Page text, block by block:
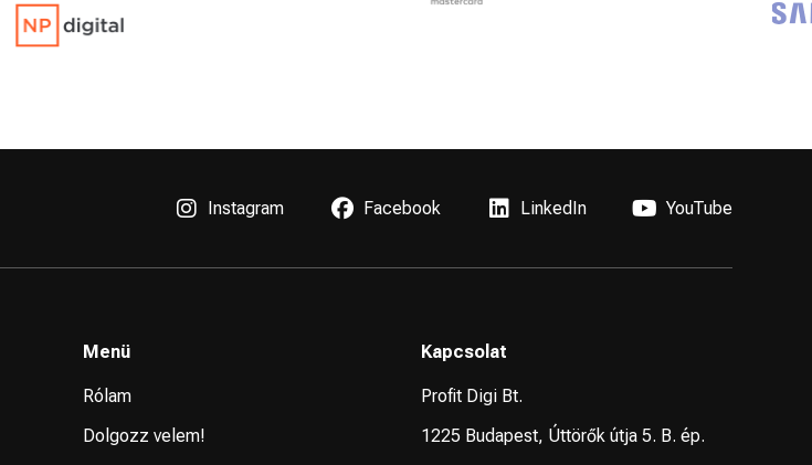
Instagram Facebook LinkedIn YouTube
Menü
Rólam
Dolgozz velem!
Kapcsolat
Profit Digi Bt.
1225 Budapest, Úttörők útja 5. B. ép.